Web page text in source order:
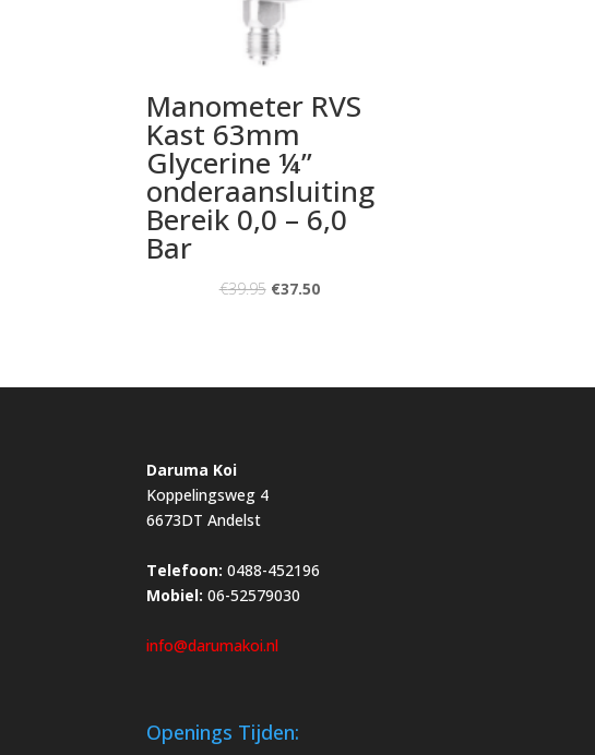
Manometer RVS
Kast 63mm
Glycerine ¼”
onderaansluiting
Bereik 0,0 – 6,0
Bar
€39.95 €37.50
Daruma Koi
Koppelingsweg 4
6673DT Andelst
Telefoon: 0488-452196
Mobiel: 06-52579030
info@darumakoi.nl
Openings Tijden: